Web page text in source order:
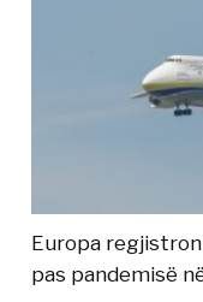
Europa
pas pandemisë